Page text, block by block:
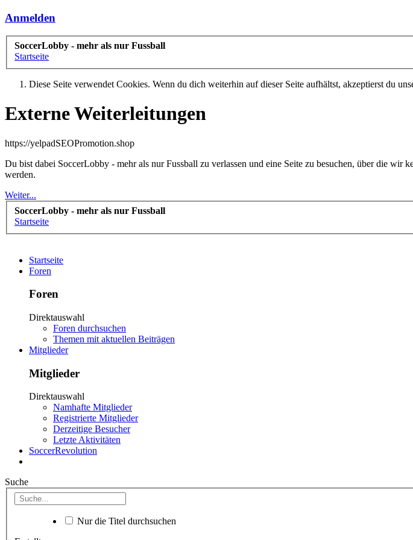
Anmelden
SoccerLobby - mehr als nur Fussball
Startseite
Diese Seite verwendet Cookies. Wenn du dich weiterhin auf dieser Seite aufhältst, akzeptierst du
Externe Weiterleitungen
https://yelpadSEOPromotion.shop
Du bist dabei SoccerLobby - mehr als nur Fussball zu verlassen und eine Seite zu besuchen, über die
werden.
Weiter...
SoccerLobby - mehr als nur Fussball
Startseite
Startseite
Foren
Foren
Direktauswahl
Foren durchsuchen
Themen mit aktuellen Beiträgen
Mitglieder
Mitglieder
Direktauswahl
Namhafte Mitglieder
Registrierte Mitglieder
Derzeitige Besucher
Letzte Aktivitäten
SoccerRevolution
Suche
Nur die Titel durchsuchen